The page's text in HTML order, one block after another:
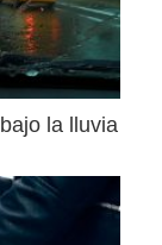
la lluvia